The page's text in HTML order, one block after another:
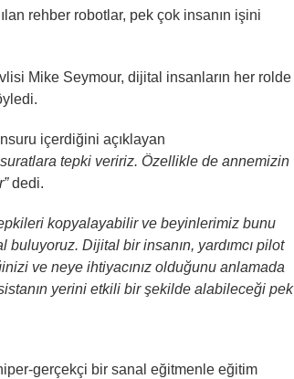
rehber robotlar, pek çok insanın işini
Mike Seymour, dijital insanların her rolde
içerdiğini açıklayan
tepki veririz. Özellikle de annemizin
dedi.
kopyalayabilir ve beyinlerimiz bunu
Dijital bir insanın, yardımcı pilot
ve neye ihtiyacınız olduğunu anlamada
yerini etkili bir şekilde alabileceği pek
gerçekçi bir sanal eğitmenle eğitim